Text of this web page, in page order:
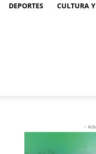
DEPORTES CULTURA
-